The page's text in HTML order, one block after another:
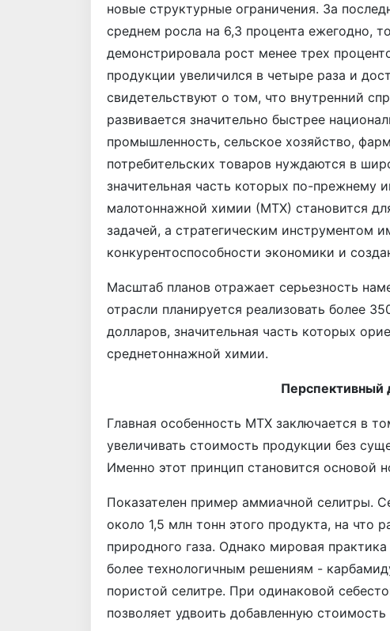
новые структурные ограничения. За
среднем росла на 6,3 процента ежегодно,
демонстрировала рост менее трех
продукции увеличился в четыре раза и
свидетельствуют о том, что внутренний
развивается значительно быстрее
промышленность, сельское хозяйство,
потребительских товаров нуждаются в
значительная часть которых по-прежнему
малотоннажной химии (МТХ) становится
задачей, а стратегическим инструментом
конкурентоспособности экономики и
Масштаб планов отражает серьезность
отрасли планируется реализовать более
долларов, значительная часть которых
среднетоннажной химии.
Перспективный
Главная особенность МТХ заключается в
увеличивать стоимость продукции без
Именно этот принцип становится основой
Показателен пример аммиачной селитры.
около 1,5 млн тонн этого продукта, на что
природного газа. Однако мировая
более технологичным решениям -
пористой селитре. При одинаковой
позволяет удвоить добавленную